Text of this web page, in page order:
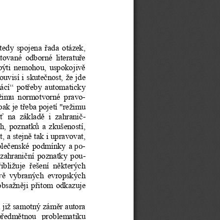
spojena  řada  otázek,
odborné  literatuře
nemohou,  uspokojivě
i skutečnost, že jde
potřeby  automaticky
normotvorné  pravo-
je třeba pojetí "režimu
na  základě  i  zahranič-
poznatků  a  zkušeností,
a stejně tak i upravovat,
podmínky  a po-
poznatky  pou-
řešení  některých
vybraných  evropských
přitom  odkazuje
samotný záměr autora
problematiku